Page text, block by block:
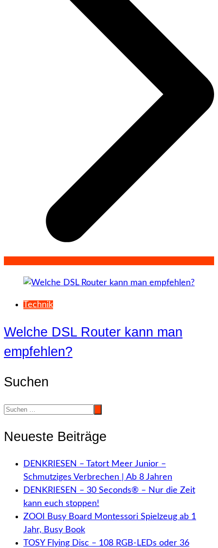
Technik
Welche DSL Router kann man
empfehlen?
Suchen
Neueste Beiträge
DENKRIESEN – Tatort Meer Junior –
Schmutziges Verbrechen | Ab 8 Jahren
DENKRIESEN – 30 Seconds® – Nur die Zeit
kann euch stoppen!
ZOOI Busy Board Montessori Spielzeug ab 1
Jahr, Busy Book
TOSY Flying Disc – 108 RGB-LEDs oder 36